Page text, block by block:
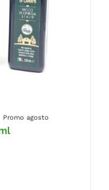
Promo agosto